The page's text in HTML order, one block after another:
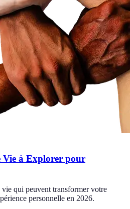
Vie à Explorer pour
qui peuvent transformer votre
personnelle en 2026.